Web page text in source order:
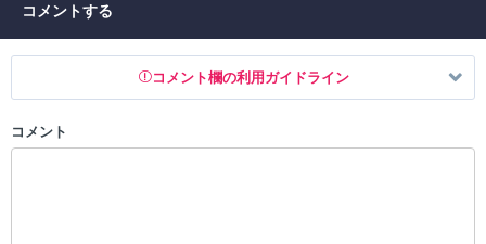
コメントする
コメント欄の利用ガイドライン
以下の書き込みを禁止とし、場合によってはコメント削除や書き込み制
コメント